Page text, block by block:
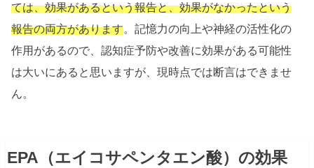
ては、効果があるという報告と、効果がなかったという
報告の両方があります。記憶力の向上や神経の活性化の
作用があるので、認知症予防や改善に効果がある可能性
は大いにあると思いますが、現時点では断言はできませ
ん。
EPA（エイコサペンタエン酸）の効果